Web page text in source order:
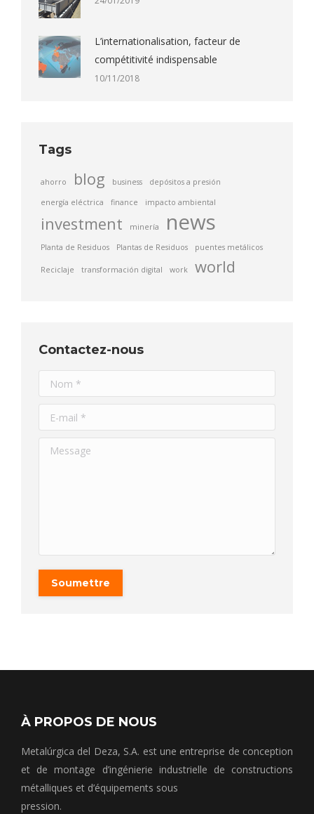
L’internationalisation, facteur de
compétitivité indispensable
10/11/2018
Tags
ahorro blog business depósitos a presión
energía eléctrica finance impacto ambiental
investment minería news
Planta de Residuos Plantas de Residuos puentes metálicos
Reciclaje transformación digital work world
Contactez-nous
Nom *
E-mail *
Message
Soumettre
À PROPOS DE NOUS
Metalúrgica del Deza, S.A. est une entreprise de conception
et de montage d’ingénierie industrielle de constructions
métalliques et d’équipements sous
pression.